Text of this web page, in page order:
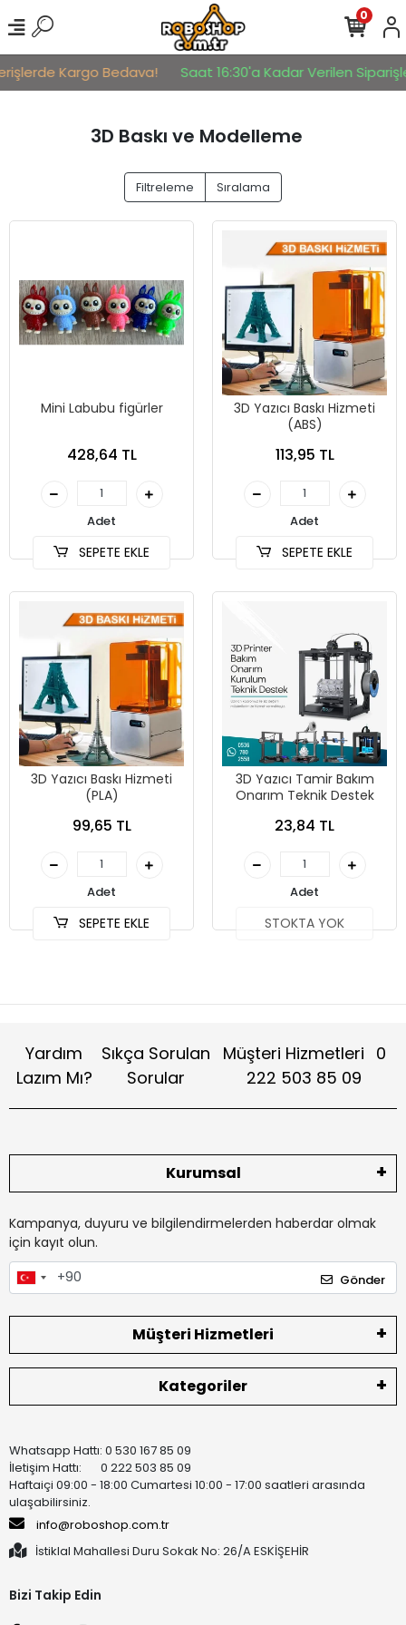
Kargo Bedava! Saat 16:30'a Kadar Verilen
0
3D Baskı ve Modelleme
Filtreleme Sıralama
Mini Labubu figürler
428,64 TL
Adet
SEPETE EKLE
3D Yazıcı Baskı Hizmeti
(ABS)
113,95 TL
Adet
SEPETE EKLE
3D Yazıcı Baskı Hizmeti
(PLA)
99,65 TL
Adet
SEPETE EKLE
3D Yazıcı Tamir Bakım
Onarım Teknik Destek
23,84 TL
Adet
STOKTA YOK
Yardım
Lazım Mı?
Sıkça Sorulan
Sorular
Müşteri Hizmetleri 0
222 503 85 09
Kurumsal
Kampanya, duyuru ve bilgilendirmelerden haberdar olmak
için kayıt olun.
Gönder
Müşteri Hizmetleri
Kategoriler
Whatsapp Hattı: 0 530 167 85 09
İletişim Hattı: 0 222 503 85 09
Haftaiçi 09:00 - 18:00 Cumartesi 10:00 - 17:00 saatleri arasında
ulaşabilirsiniz.
info@roboshop.com.tr
İstiklal Mahallesi Duru Sokak No: 26/A ESKİŞEHİR
Bizi Takip Edin